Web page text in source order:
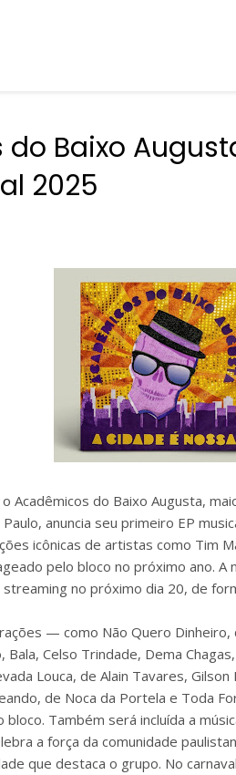
Baixo
2025
Acadêmicos do Baixo Augusta,
anuncia seu primeiro EP
icônicas de artistas como Tim
pelo bloco no próximo ano. A
no próximo dia 20, de
— como Não Quero
Celso Trindade, Dema
Louca, de Alain Tavares,
de Noca da Portela e Toda
Também será incluída a
a força da comunidade
que destaca o grupo. No